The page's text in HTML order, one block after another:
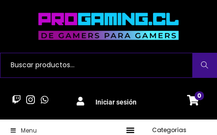
Buscar
Iniciar sesión
0
Menu Categorías